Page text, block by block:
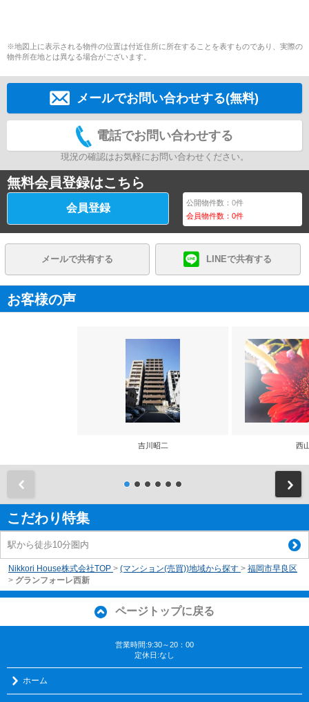
※地図上に表示される物件の位置は付近住所に所在することを表すものであり、実際の
物件所在地とは異なる場合がございます。
メールでお問い合わせする(無料)
電話でお問い合わせする
現況の確認はお気軽にお問い合わせください。
無料会員登録はこちら
会員登録 公開物件数：0件
会員物件数：0件
メールで共有する LINEで共有する
お客様の声
吉川昭二 西
こだわり特集
駅から徒歩10分圏内
Nikkori House株式会社TOP > (マンション(売買))地域から探す > 福岡市早良区
> グランフォーレ西新
ページトップに戻る
営業時間:9:30～20：00
定休日:なし
ホーム